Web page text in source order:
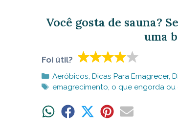
Você gosta de sauna?
uma
Foi útil?
Categorias
Aeróbicos, Dicas Para Emagrecer,
Tags
emagrecimento, o que engorda ou
ShareShare ShareShareShare